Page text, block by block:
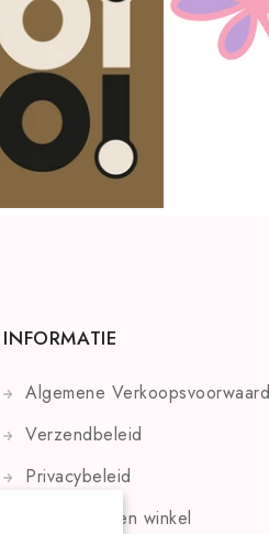
INFORMATIE
Algemene
Verzendbeleid
Privacybeleid
Openingsuren winkel